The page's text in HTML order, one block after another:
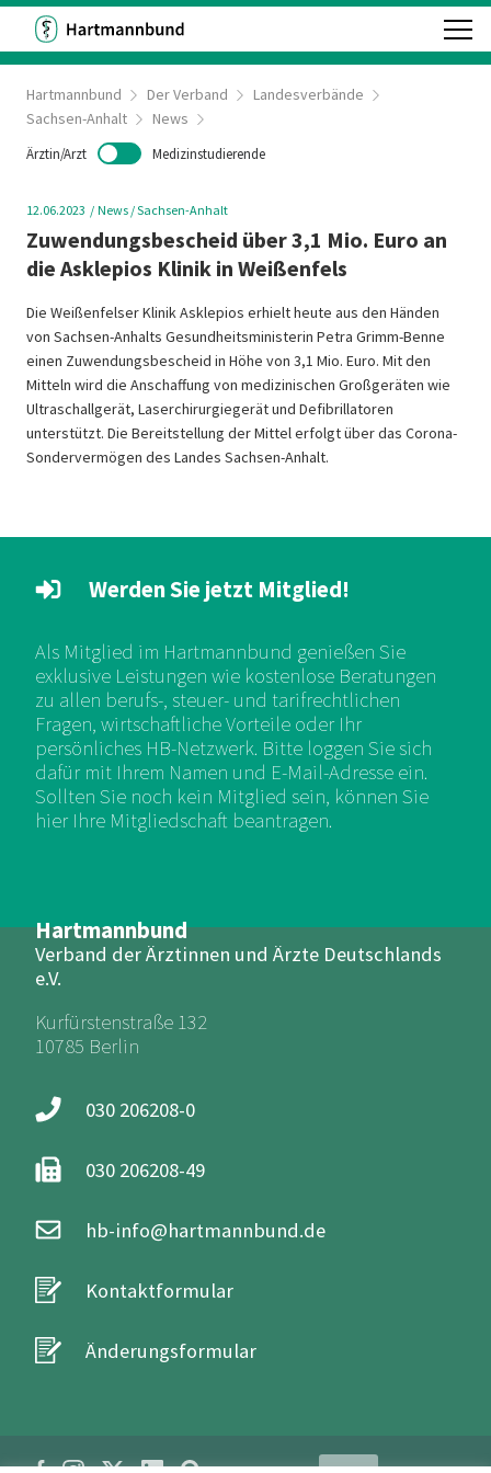
Hartmannbund Der Verband
Landesverbände
Sachsen-Anhalt
News
Ärztin/Arzt Medizinstudierende
12.06.2023 News / Sachsen-Anhalt
Zuwendungsbescheid über 3,1 Mio. Euro an
die Asklepios Klinik in Weißenfels
Die Weißenfelser Klinik Asklepios erhielt heute aus den Händen
von Sachsen-Anhalts Gesundheitsministerin Petra Grimm-Benne
einen Zuwendungsbescheid in Höhe von 3,1 Mio. Euro. Mit den
Mitteln wird die Anschaffung von medizinischen Großgeräten wie
Ultraschallgerät, Laserchirurgiegerät und Defibrillatoren
unterstützt. Die Bereitstellung der Mittel erfolgt über das Corona-
Sondervermögen des Landes Sachsen-Anhalt.
Hartmannbund
Verband der Ärztinnen und Ärzte Deutschlands
e.V.
Kurfürstenstraße 132
10785 Berlin
030 206208-0
030 206208-49
hb-info@hartmannbund.de
Kontaktformular
Änderungsformular
Werden Sie jetzt Mitglied!
Als Mitglied im Hartmannbund genießen Sie
exklusive Leistungen wie kostenlose Beratungen
zu allen berufs-, steuer- und tarifrechtlichen
Fragen, wirtschaftliche Vorteile oder Ihr
persönliches HB-Netzwerk. Bitte loggen Sie sich
dafür mit Ihrem Namen und E-Mail-Adresse ein.
Sollten Sie noch kein Mitglied sein, können Sie
hier Ihre Mitgliedschaft beantragen.